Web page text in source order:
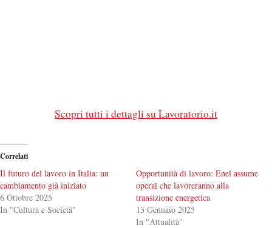
Scopri tutti i dettagli su Lavoratorio.it
Correlati
Il futuro del lavoro in Italia: un
cambiamento già iniziato
6 Ottobre 2025
In "Cultura e Società"
Opportunità di lavoro: Enel assume
operai che lavoreranno alla
transizione energetica
13 Gennaio 2025
In "Attualità"